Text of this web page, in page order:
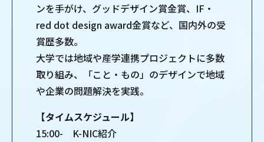
ンを手がけ、グッドデザイン賞金賞、IF・
red dot design award金賞など、国内外の受
賞歴多数。
大学では地域や産学連携プロジェクトに多数
取り組み、「こと・もの」のデザインで地域
や企業の問題解決を実践。
【タイムスケジュール】
15:00- K-NIC紹介